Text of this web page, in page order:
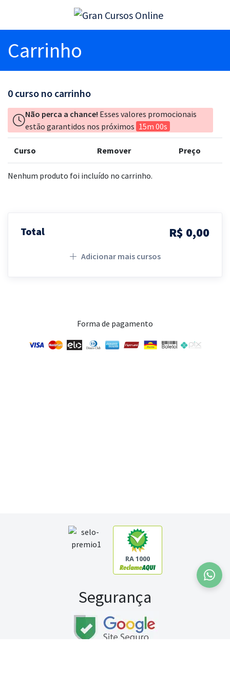
Carrinho
0 curso no carrinho
Não perca a chance! Esses valores promocionais
estão garantidos nos próximos 15m 00s
Curso Remover Preço
Nenhum produto foi incluído no carrinho.
Total R$ 0,00
Adicionar mais cursos
Forma de pagamento
RA 1000
Segurança